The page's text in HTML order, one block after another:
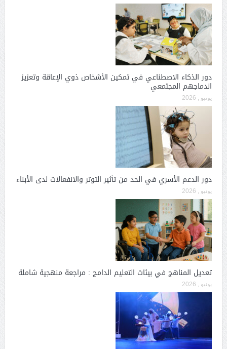
دور الذكاء الاصطناعي في تمكين الأشخاص ذوي الإعاقة وتعزيز
اندماجهم المجتمعي
يونيو , 2026
دور الدعم الأسري في الحد من تأثير التوتر والانفعالات لدى الأبناء
يونيو , 2026
تعديل المناهج في بيئات التعليم الدامج : مراجعة منهجية شاملة
يونيو , 2026